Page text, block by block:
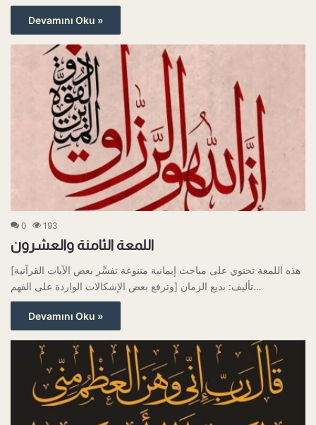
Devamını Oku »
0 193
اللمعة الثامنة والعشرون
[هذه اللمعة تحتوي على مباحث إيمانية متنوعة تفسِّر بعض الآيات القرآنية
وترفع بعض الإشكالات الواردة على الفهم] تأليف: بديع الزمان…
Devamını Oku »